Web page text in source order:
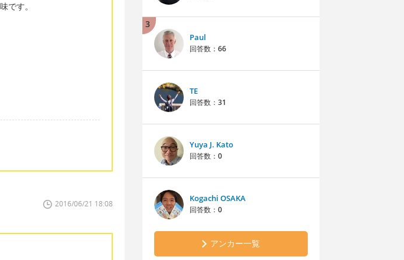
です。
2016/06/21 18:08
3
Paul
回答数： 66
TE
回答数： 31
Yuya J. Kato
回答数： 0
Kogachi OSAKA
回答数： 0
アンカー一覧